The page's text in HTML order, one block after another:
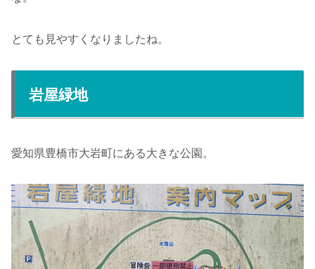
とても見やすくなりましたね。
岩屋緑地
愛知県豊橋市大岩町にある大きな公園。